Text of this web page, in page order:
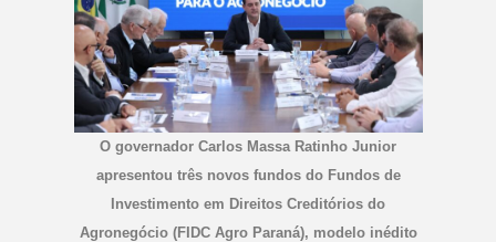
O governador Carlos Massa Ratinho Junior
apresentou três novos fundos do Fundos de
Investimento em Direitos Creditórios do
Agronegócio (FIDC Agro Paraná), modelo inédito